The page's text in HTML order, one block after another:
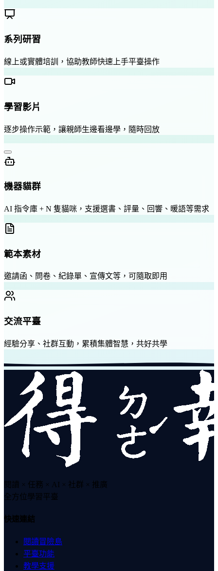
系列研習
線上或實體培訓，協助教師快速上手平臺操作
學習影片
逐步操作示範，讓親師生邊看邊學，隨時回放
機器貓群
AI 指令庫 + N 隻貓咪，支援選書、評量、回響、暖語等需求
範本素材
邀請函、問卷、紀錄單、宣傳文等，可隨取即用
交流平臺
經驗分享、社群互動，累積集體智慧，共好共學
閱讀 × 任務 × AI × 社群 × 推廣
全方位學習平臺
快速連結
閱讀冒險島
平臺功能
教學支援